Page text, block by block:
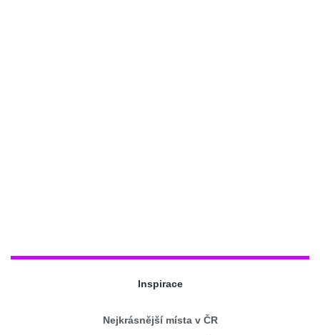
Inspirace
Nejkrásnější místa v ČR